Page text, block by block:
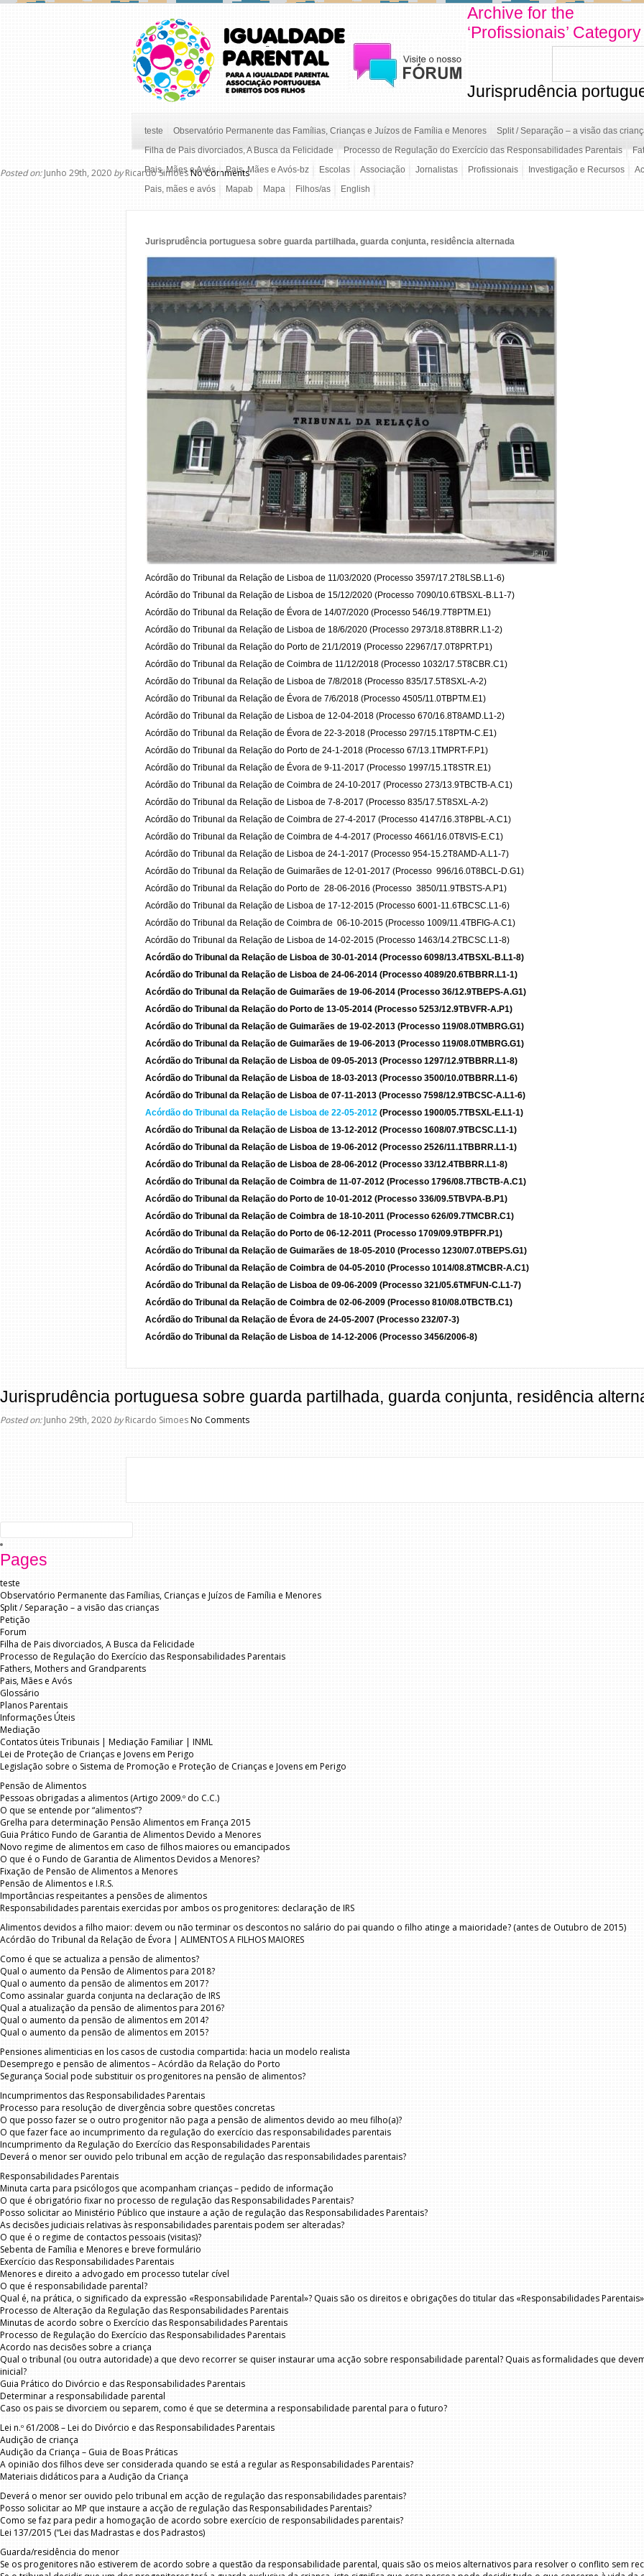
teste Observatório Permanente das Famílias, Crianças e Juízos de Família e Menores
Split / Separação – a visão das
Filha de Pais divorciados, A Busca da Felicidade
Processo de Regulação do Exercício das Responsabilidades Parentais
Pais, Mães e Avós
Pais, Mães e Avós-bz Escolas Associação Jornalistas Profissionais Investigação e Recursos
Pais, mães e avós
Mapab Mapa Filhos/as English
Archive for the
‘Profissionais’ Category
Jurisprudência
Posted on:Junho 29th, 2020 byRicardo SimoesNo Comments
Jurisprudência portuguesa sobre guarda partilhada, guarda conjunta, residência alternada
Acórdão do Tribunal da Relação de Lisboa de 11/03/2020 (Processo 3597/17.2T8LSB.L1-6)
Acórdão do Tribunal da Relação de Lisboa de 15/12/2020 (Processo 7090/10.6TBSXL-B.L1-7)
Acórdão do Tribunal da Relação de Évora de 14/07/2020 (Processo 546/19.7T8PTM.E1)
Acórdão do Tribunal da Relação de Lisboa de 18/6/2020 (Processo 2973/18.8T8BRR.L1-2)
Acórdão do Tribunal da Relação do Porto de 21/1/2019 (Processo 22967/17.0T8PRT.P1)
Acórdão do Tribunal da Relação de Coimbra de 11/12/2018 (Processo 1032/17.5T8CBR.C1)
Acórdão do Tribunal da Relação de Lisboa de 7/8/2018 (Processo 835/17.5T8SXL-A-2)
Acórdão do Tribunal da Relação de Évora de 7/6/2018 (Processo 4505/11.0TBPTM.E1)
Acórdão do Tribunal da Relação de Lisboa de 12-04-2018 (Processo 670/16.8T8AMD.L1-2)
Acórdão do Tribunal da Relação de Évora de 22-3-2018 (Processo 297/15.1T8PTM-C.E1)
Acórdão do Tribunal da Relação do Porto de 24-1-2018 (Processo 67/13.1TMPRT-F.P1)
Acórdão do Tribunal da Relação de Évora de 9-11-2017 (Processo 1997/15.1T8STR.E1)
Acórdão do Tribunal da Relação de Coimbra de 24-10-2017 (Processo 273/13.9TBCTB-A.C1)
Acórdão do Tribunal da Relação de Lisboa de 7-8-2017 (Processo 835/17.5T8SXL-A-2)
Acórdão do Tribunal da Relação de Coimbra de 27-4-2017 (Processo 4147/16.3T8PBL-A.C1)
Acórdão do Tribunal da Relação de Coimbra de 4-4-2017 (Processo 4661/16.0T8VIS-E.C1)
Acórdão do Tribunal da Relação de Lisboa de 24-1-2017 (Processo 954-15.2T8AMD-A.L1-7)
Acórdão do Tribunal da Relação de Guimarães de 12-01-2017 (Processo 996/16.0T8BCL-D.G1)
Acórdão do Tribunal da Relação do Porto de 28-06-2016 (Processo 3850/11.9TBSTS-A.P1)
Acórdão do Tribunal da Relação de Lisboa de 17-12-2015 (Processo 6001-11.6TBCSC.L1-6)
Acórdão do Tribunal da Relação de Coimbra de 06-10-2015 (Processo 1009/11.4TBFIG-A.C1)
Acórdão do Tribunal da Relação de Lisboa de 14-02-2015 (Processo 1463/14.2TBCSC.L1-8)
Acórdão do Tribunal da Relação de Lisboa de 30-01-2014 (Processo 6098/13.4TBSXL-B.L1-8)
Acórdão do Tribunal da Relação de Lisboa de 24-06-2014 (Processo 4089/20.6TBBRR.L1-1)
Acórdão do Tribunal da Relação de Guimarães de 19-06-2014 (Processo 36/12.9TBEPS-A.G1)
Acórdão do Tribunal da Relação do Porto de 13-05-2014 (Processo 5253/12.9TBVFR-A.P1)
Acórdão do Tribunal da Relação de Guimarães de 19-02-2013 (Processo 119/08.0TMBRG.G1)
Acórdão do Tribunal da Relação de Guimarães de 19-06-2013 (Processo 119/08.0TMBRG.G1)
Acórdão do Tribunal da Relação de Lisboa de 09-05-2013 (Processo 1297/12.9TBBRR.L1-8)
Acórdão do Tribunal da Relação de Lisboa de 18-03-2013 (Processo 3500/10.0TBBRR.L1-6)
Acórdão do Tribunal da Relação de Lisboa de 07-11-2013 (Processo 7598/12.9TBCSC-A.L1-6)
Acórdão do Tribunal da Relação de Lisboa de 22-05-2012(Processo 1900/05.7TBSXL-E.L1-1)
Acórdão do Tribunal da Relação de Lisboa de 13-12-2012 (Processo 1608/07.9TBCSC.L1-1)
Acórdão do Tribunal da Relação de Lisboa de 19-06-2012 (Processo 2526/11.1TBBRR.L1-1)
Acórdão do Tribunal da Relação de Lisboa de 28-06-2012 (Processo 33/12.4TBBRR.L1-8)
Acórdão do Tribunal da Relação de Coimbra de 11-07-2012 (Processo 1796/08.7TBCTB-A.C1)
Acórdão do Tribunal da Relação do Porto de 10-01-2012 (Processo 336/09.5TBVPA-B.P1)
Acórdão do Tribunal da Relação de Coimbra de 18-10-2011 (Processo 626/09.7TMCBR.C1)
Acórdão do Tribunal da Relação do Porto de 06-12-2011 (Processo 1709/09.9TBPFR.P1)
Acórdão do Tribunal da Relação de Guimarães de 18-05-2010 (Processo 1230/07.0TBEPS.G1)
Acórdão do Tribunal da Relação de Coimbra de 04-05-2010 (Processo 1014/08.8TMCBR-A.C1)
Acórdão do Tribunal da Relação de Lisboa de 09-06-2009 (Processo 321/05.6TMFUN-C.L1-7)
Acórdão do Tribunal da Relação de Coimbra de 02-06-2009 (Processo 810/08.0TBCTB.C1)
Acórdão do Tribunal da Relação de Évora de 24-05-2007 (Processo 232/07-3)
Acórdão do Tribunal da Relação de Lisboa de 14-12-2006 (Processo 3456/2006-8)
Jurisprudência portuguesa sobre guarda partilhada, guarda conjunta, residência
Posted on:Junho 29th, 2020 byRicardo SimoesNo Comments
for:
Pages
teste
Observatório Permanente das Famílias, Crianças e Juízos de Família e Menores
Split / Separação – a visão das crianças
Petição
Forum
Filha de Pais divorciados, A Busca da Felicidade
Processo de Regulação do Exercício das Responsabilidades Parentais
Fathers, Mothers and Grandparents
Pais, Mães e Avós
Glossário
Planos Parentais
Informações Úteis
Mediação
Contatos úteis Tribunais | Mediação Familiar | INML
Lei de Proteção de Crianças e Jovens em Perigo
Legislação sobre o Sistema de Promoção e Proteção de Crianças e Jovens em Perigo
Pensão de Alimentos
Pessoas obrigadas a alimentos (Artigo 2009.º do C.C.)
O que se entende por “alimentos”?
Grelha para determinação Pensão Alimentos em França 2015
Guia Prático Fundo de Garantia de Alimentos Devido a Menores
Novo regime de alimentos em caso de filhos maiores ou emancipados
O que é o Fundo de Garantia de Alimentos Devidos a Menores?
Fixação de Pensão de Alimentos a Menores
Pensão de Alimentos e I.R.S.
Importâncias respeitantes a pensões de alimentos
Responsabilidades parentais exercidas por ambos os progenitores: declaração de IRS
Alimentos devidos a filho maior: devem ou não terminar os descontos no salário do pai quando o filho atinge a maioridade? (antes de Outubro de 2015)
Acórdão do Tribunal da Relação de Évora | ALIMENTOS A FILHOS MAIORES
Como é que se actualiza a pensão de alimentos?
Qual o aumento da Pensão de Alimentos para 2018?
Qual o aumento da pensão de alimentos em 2017?
Como assinalar guarda conjunta na declaração de IRS
Qual a atualização da pensão de alimentos para 2016?
Qual o aumento da pensão de alimentos em 2014?
Qual o aumento da pensão de alimentos em 2015?
Pensiones alimenticias en los casos de custodia compartida: hacia un modelo realista
Desemprego e pensão de alimentos – Acórdão da Relação do Porto
Segurança Social pode substituir os progenitores na pensão de alimentos?
Incumprimentos das Responsabilidades Parentais
Processo para resolução de divergência sobre questões concretas
O que posso fazer se o outro progenitor não paga a pensão de alimentos devido ao meu filho(a)?
O que fazer face ao incumprimento da regulação do exercício das responsabilidades parentais
Incumprimento da Regulação do Exercício das Responsabilidades Parentais
Deverá o menor ser ouvido pelo tribunal em acção de regulação das responsabilidades parentais?
Responsabilidades Parentais
Minuta carta para psicólogos que acompanham crianças – pedido de informação
O que é obrigatório fixar no processo de regulação das Responsabilidades Parentais?
Posso solicitar ao Ministério Público que instaure a ação de regulação das Responsabilidades Parentais?
As decisões judiciais relativas às responsabilidades parentais podem ser alteradas?
O que é o regime de contactos pessoais (visitas)?
Sebenta de Família e Menores e breve formulário
Exercício das Responsabilidades Parentais
Menores e direito a advogado em processo tutelar cível
O que é responsabilidade parental?
Qual é, na prática, o significado da expressão «Responsabilidade Parental»? Quais são os direitos e obrigações do titular das «Responsabilidades
Processo de Alteração da Regulação das Responsabilidades Parentais
Minutas de acordo sobre o Exercício das Responsabilidades Parentais
Processo de Regulação do Exercício das Responsabilidades Parentais
Acordo nas decisões sobre a criança
Qual o tribunal (ou outra autoridade) a que devo recorrer se quiser instaurar uma acção sobre responsabilidade parental? Quais as formalidades que
inicial?
Guia Prático do Divórcio e das Responsabilidades Parentais
Determinar a responsabilidade parental
Caso os pais se divorciem ou separem, como é que se determina a responsabilidade parental para o futuro?
Lei n.º 61/2008 – Lei do Divórcio e das Responsabilidades Parentais
Audição de criança
Audição da Criança – Guia de Boas Práticas
A opinião dos filhos deve ser considerada quando se está a regular as Responsabilidades Parentais?
Materiais didáticos para a Audição da Criança
Deverá o menor ser ouvido pelo tribunal em acção de regulação das responsabilidades parentais?
Posso solicitar ao MP que instaure a acção de regulação das Responsabilidades Parentais?
Como se faz para pedir a homogação de acordo sobre exercício de responsabilidades parentais?
Lei 137/2015 (“Lei das Madrastas e dos Padrastos)
Guarda/residência do menor
Se os progenitores não estiverem de acordo sobre a questão da responsabilidade parental, quais são os meios alternativos para resolver o conflito sem